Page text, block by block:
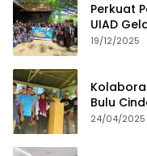
Perkuat
UIAD
19/12/2025
Bulu
24/04/2025